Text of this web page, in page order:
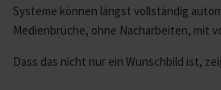
Systeme können längst vollständig
Medienbrüche, ohne Nacharbeiten, mit
Dass das nicht nur ein Wunschbild ist,